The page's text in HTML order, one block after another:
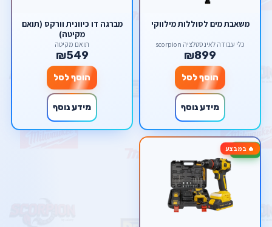
משאבת מים לסוללות מילווקי
כלי עבודה לאינסטלציה scorpion
₪899
הוסף לסל
מידע נוסף
מברגה דו כיוונית וורקס (תואם
מקיטה)
תואם מקיטה
₪549
הוסף לסל
מידע נוסף
🔥 במבצע-17%